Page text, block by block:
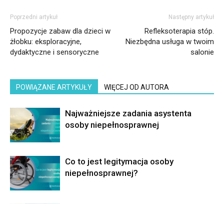
Poprzedni artykuł
Propozycje zabaw dla dzieci w
żłobku: eksploracyjne,
dydaktyczne i sensoryczne
Następny artykuł
Refleksoterapia stóp.
Niezbędna usługa w twoim
salonie
POWIĄZANE ARTYKUŁY WIĘCEJ OD AUTORA
Najważniejsze zadania asystenta
osoby niepełnosprawnej
Co to jest legitymacja osoby
niepełnosprawnej?